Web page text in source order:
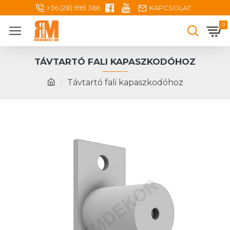
+36 (28) 999 366 KAPCSOLAT
0
Távtartó fali kapaszkodóhoz
TÁVTARTÓ FALI KAPASZKODÓHOZ